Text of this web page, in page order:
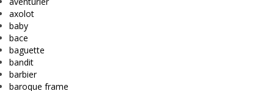
axolot
baby
bace
baguette
bandit
barbier
baroque frame